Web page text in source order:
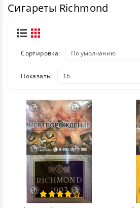
Сигареты Richmond
Сортировка:
Показать: